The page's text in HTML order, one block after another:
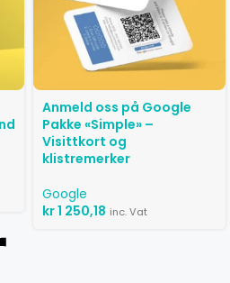
Anmeld oss ​​på Google
Pakke «Simple» –
Visittkort og
klistremerker
Google
kr1 250,18 inc. Vat